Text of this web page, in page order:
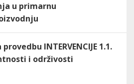
u primarnu
INTERVENCIJE 1.1.
i održivosti